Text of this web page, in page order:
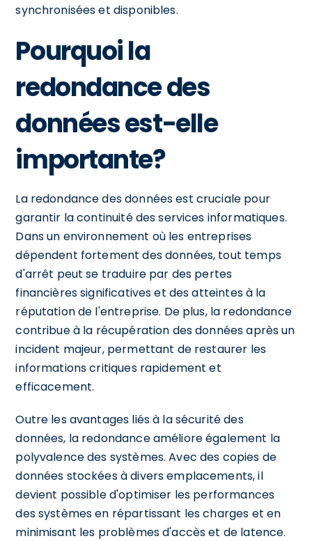
synchronisées et disponibles.
Pourquoi la
redondance des
données est-elle
importante?
La redondance des données est cruciale pour
garantir la continuité des services informatiques.
Dans un environnement où les entreprises
dépendent fortement des données, tout temps
d'arrêt peut se traduire par des pertes
financières significatives et des atteintes à la
réputation de l'entreprise. De plus, la redondance
contribue à la récupération des données après un
incident majeur, permettant de restaurer les
informations critiques rapidement et
efficacement.
Outre les avantages liés à la sécurité des
données, la redondance améliore également la
polyvalence des systèmes. Avec des copies de
données stockées à divers emplacements, il
devient possible d'optimiser les performances
des systèmes en répartissant les charges et en
minimisant les problèmes d'accès et de latence.